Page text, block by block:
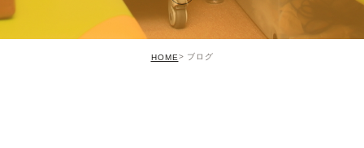
HOME ブログ